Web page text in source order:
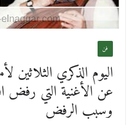
فن
اليوم الذكري الثلاثين
عن الأغنية التي رفض
وسبب الرفض